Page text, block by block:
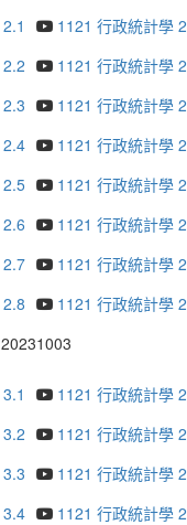
2.1
1121 行政統計學
2.2
1121 行政統計學
2.3
1121 行政統計學
2.4
1121 行政統計學
2.5
1121 行政統計學
2.6
1121 行政統計學
2.7
1121 行政統計學
2.8
1121 行政統計學
20231003
3.1
1121 行政統計學
3.2
1121 行政統計學
3.3
1121 行政統計學
3.4
1121 行政統計學